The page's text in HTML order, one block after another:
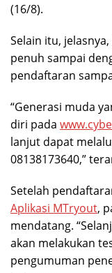
(16/8).
Selain itu,
penuh sampai
pendaftaran
“Generasi muda
diri pada
lanjut dapat
08138173640,”
Setelah
Aplikasi MTryout,
mendatang.
akan melakukan
pengumuman